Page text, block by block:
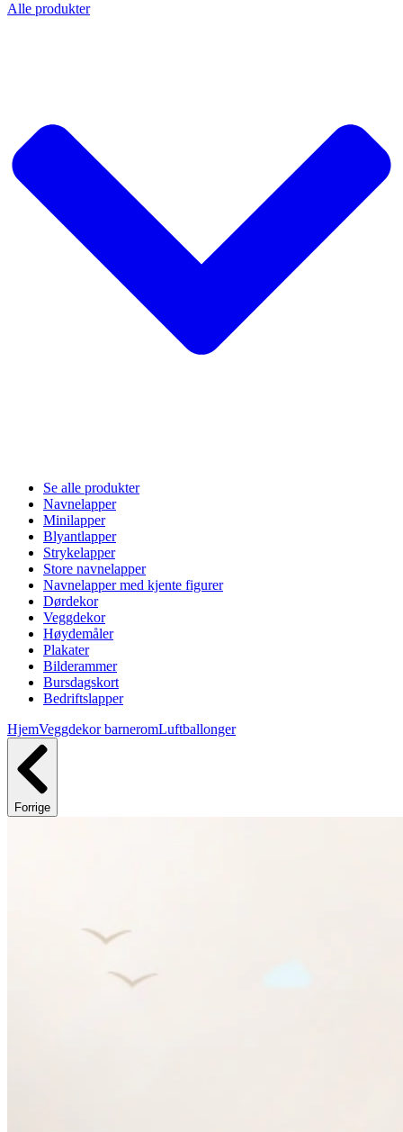
Alle produkter
Se alle produkter
Navnelapper
Minilapper
Blyantlapper
Strykelapper
Store navnelapper
Navnelapper med kjente figurer
Dørdekor
Veggdekor
Høydemåler
Plakater
Bilderammer
Bursdagskort
Bedriftslapper
HjemVeggdekor barneromLuftballonger
Forrige